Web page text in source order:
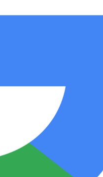
Cadena 3